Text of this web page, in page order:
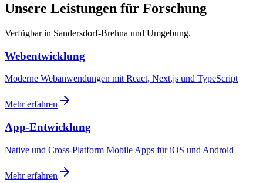
Unsere Leistungen für Forschung
Verfügbar in Sandersdorf-Brehna und Umgebung.
Webentwicklung
Moderne Webanwendungen mit React, Next.js und TypeScript
Mehr erfahren
App-Entwicklung
Native und Cross-Platform Mobile Apps für iOS und Android
Mehr erfahren